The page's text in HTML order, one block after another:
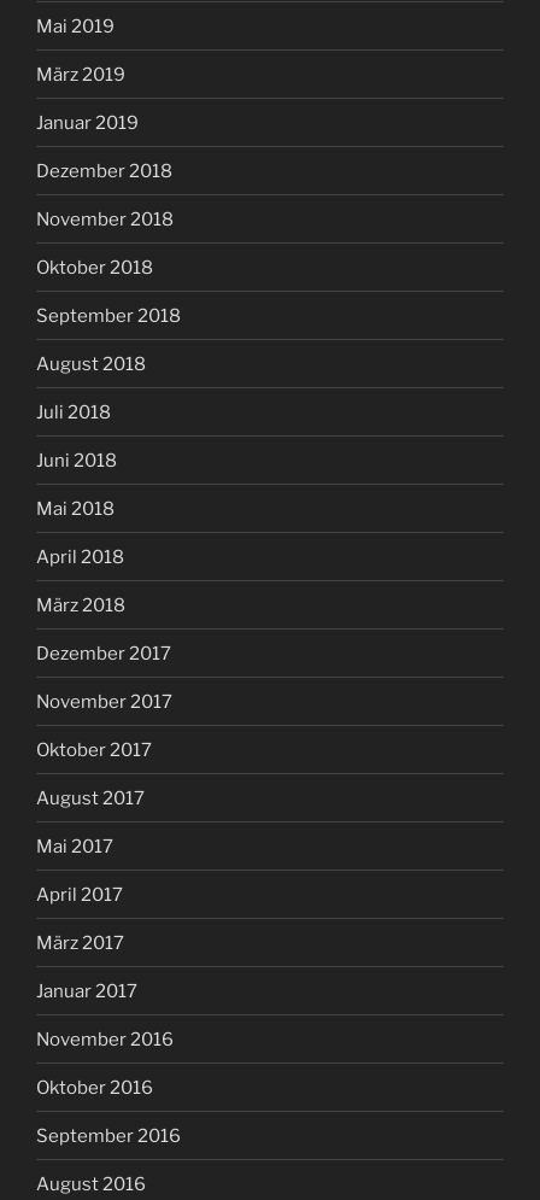
Mai 2019
März 2019
Januar 2019
Dezember 2018
November 2018
Oktober 2018
September 2018
August 2018
Juli 2018
Juni 2018
Mai 2018
April 2018
März 2018
Dezember 2017
November 2017
Oktober 2017
August 2017
Mai 2017
April 2017
März 2017
Januar 2017
November 2016
Oktober 2016
September 2016
August 2016